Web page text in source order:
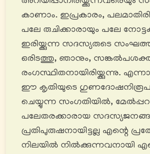
കാണാം. ഇപ്രകാരം,
പലേ രുചിക്കാരായും പലേ
ഇരിയ്ക്കുന്ന സദസ്യരുടെ
ഒരിടത്തു, ഞാനും,
രംഗസ്ഥിതനായിരിയ്ക്കുന്നു.
ഈ കൃതിയുടെ
ചെയ്യുന്ന സംഗതിയിൽ,
പലേതരക്കാരായ
പ്രതിപുരുഷനായിട്ടല്ല എന്റെ
നിലയിൽ നിൽക്കുന്നവനായി